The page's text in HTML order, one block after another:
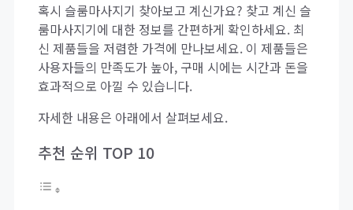
혹시 슬룸마사지기 찾아보고 계신가요? 찾고 계신 슬
룸마사지기에 대한 정보를 간편하게 확인하세요. 최
신 제품들을 저렴한 가격에 만나보세요. 이 제품들은
사용자들의 만족도가 높아, 구매 시에는 시간과 돈을
효과적으로 아낄 수 있습니다.
자세한 내용은 아래에서 살펴보세요.
추천 순위 TOP 10